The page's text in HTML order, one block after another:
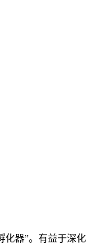
器”。有益于深化